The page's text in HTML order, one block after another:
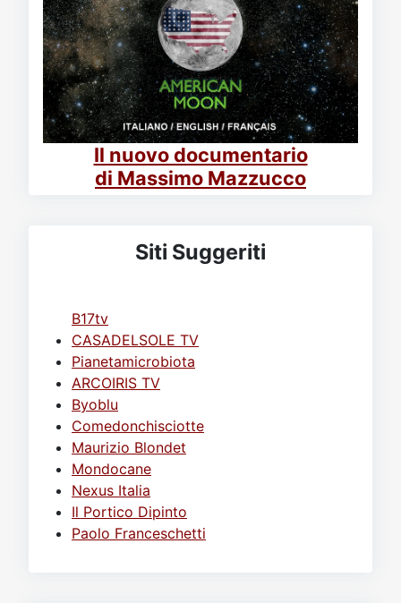
Il nuovo documentario
di Massimo Mazzucco
Siti Suggeriti
B17tv
CASADELSOLE TV
Pianetamicrobiota
ARCOIRIS TV
Byoblu
Comedonchisciotte
Maurizio Blondet
Mondocane
Nexus Italia
Il Portico Dipinto
Paolo Franceschetti